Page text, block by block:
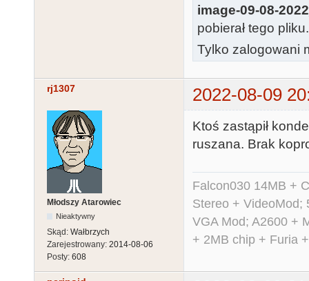
image-09-08-
pobierał tego
Tylko zalogowani
rj1307 2022-08-09
Młodszy Atarowiec
Nieaktywny
Skąd: Wałbrzych
Zarejestrowany: 2014-08-06
Posty: 608
Ktoś zastąpił
ruszana. Brak
Falcon030 14MB +
Stereo + VideoMod;
VGA Mod; A2600 +
+ 2MB chip + Furia